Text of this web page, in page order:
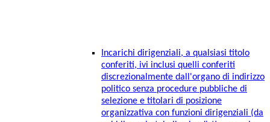
Incarichi dirigenziali, a qualsiasi titolo
conferiti, ivi inclusi quelli conferiti
discrezionalmente dall'organo di indirizzo
politico senza procedure pubbliche di
selezione e titolari di posizione
organizzativa con funzioni dirigenziali (da